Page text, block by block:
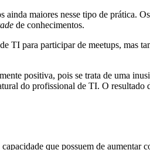
maiores nesse tipo de prática.
de conhecimentos.
TI para participar de meetups, mas
positiva, pois se trata de uma
do profissional de TI. O
que possuem de